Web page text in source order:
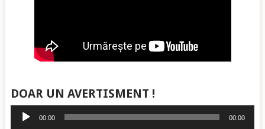
DOAR UN AVERTISMENT !
Player
audio
00:00 00:00